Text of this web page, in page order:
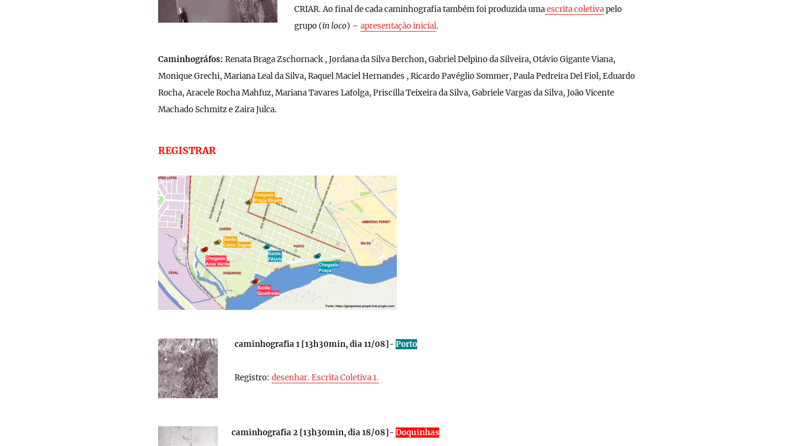
CRIAR. Ao final de cada caminhografia também foi produzida umaescrita coletivapelo
grupo (in loco) – apresentação inicial.
Caminhográfos: Renata Braga Zschornack , Jordana da Silva Berchon, Gabriel Delpino da Silveira, Otávio Gigante Viana,
Monique Grechi, Mariana Leal da Silva, Raquel Maciel Hernandes , Ricardo Pavéglio Sommer, Paula Pedreira Del Fiol, Eduardo
Rocha, Aracele Rocha Mahfuz, Mariana Tavares Lafolga, Priscilla Teixeira da Silva, Gabriele Vargas da Silva, João Vicente
Machado Schmitz e Zaira Julca.
REGISTRAR
caminhografia 1 [13h30min, dia 11/08]- Porto
Registro: desenhar. Escrita Coletiva 1.
caminhografia 2 [13h30min, dia 18/08]-Doquinhas